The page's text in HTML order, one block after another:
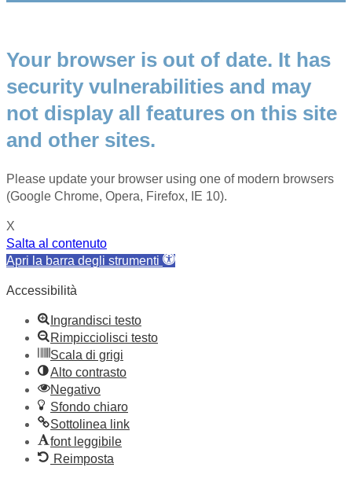
Your browser is out of date. It has
security vulnerabilities and may
not display all features on this site
and other sites.
Please update your browser using one of modern browsers
(Google Chrome, Opera, Firefox, IE 10).
X
Salta al contenuto
Apri la barra degli strumenti
Accessibilità
Ingrandisci testo
Rimpicciolisci testo
Scala di grigi
Alto contrasto
Negativo
Sfondo chiaro
Sottolinea link
font leggibile
Reimposta